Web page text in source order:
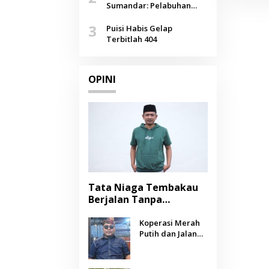
Agustus
Sumandar: Pelabuhan
Selendang Benang Merah
Lombang
3
Puisi Habis Gelap
Terbitlah 404
OPINI
Tata Niaga Tembakau
Berjalan Tanpa
Negara Berpihak
kepada Petani?
Koperasi Merah
Putih dan Jalan